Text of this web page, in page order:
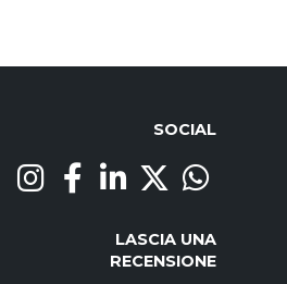
SOCIAL
LASCIA UNA
RECENSIONE